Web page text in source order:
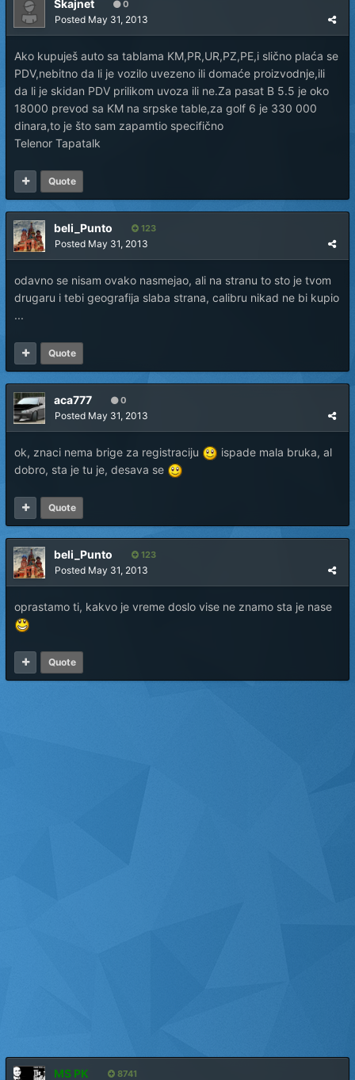
Skajnet 0
Posted May 31, 2013
Ako kupuješ auto sa tablama KM,PR,UR,PZ,PE,i slično plaća se
PDV,nebitno da li je vozilo uvezeno ili domaće proizvodnje,ili
da li je skidan PDV prilikom uvoza ili ne.Za pasat B 5.5 je oko
18000 prevod sa KM na srpske table,za golf 6 je 330 000
dinara,to je što sam zapamtio specifično
Telenor Tapatalk
Quote
beli_Punto 123
Posted May 31, 2013
odavno se nisam ovako nasmejao, ali na stranu to sto je tvom
drugaru i tebi geografija slaba strana, calibru nikad ne bi kupio
...
Quote
aca777 0
Posted May 31, 2013
ok, znaci nema brige za registraciju
ispade mala bruka, al
dobro, sta je tu je, desava se
Quote
beli_Punto 123
Posted May 31, 2013
oprastamo ti, kakvo je vreme doslo vise ne znamo sta je nase
Quote
MS PK 8741